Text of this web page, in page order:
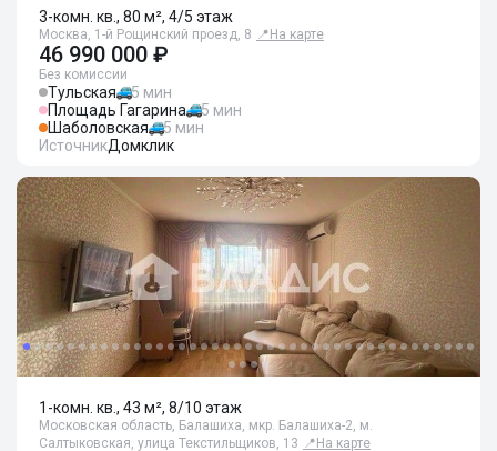
3-комн. кв., 80 м², 4/5 этаж
Москва, 1-й Рощинский проезд, 8 📍 На карте
46 990 000 ₽
Без комиссии
Тульская
5 мин
Площадь Гагарина
5 мин
Шаболовская
5 мин
ИсточникДомклик
1-комн. кв., 43 м², 8/10 этаж
Московская область, Балашиха, мкр. Балашиха-2, м.
Салтыковская, улица Текстильщиков, 13 📍 На карте